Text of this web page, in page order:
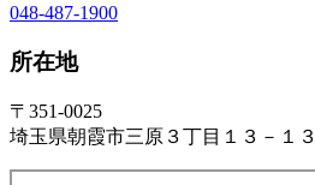
048-487-1900
所在地
〒351-0025
埼玉県朝霞市三原３丁目１３－１３